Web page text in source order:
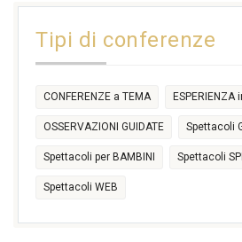
17:30
Tipi di conferenze
CONFERENZE a TEMA ESPERIENZA
OSSERVAZIONI GUIDATE Spettacoli
Spettacoli per BAMBINI Spettacoli
Spettacoli WEB